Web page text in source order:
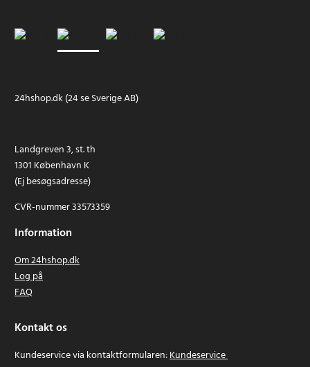
24hshop.dk (24 se Sverige AB)
Landgreven 3, st. th
1301 København K
(Ej besøgsadresse)
CVR-nummer 33573359
Information
Om 24hshop.dk
Log på
FAQ
Kontakt os
Kundeservice via kontaktformularen:Kundeservice